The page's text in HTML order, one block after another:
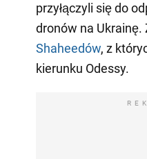
przyłączyli się do
dronów na
Shaheedów, z
kierunku Odessy.